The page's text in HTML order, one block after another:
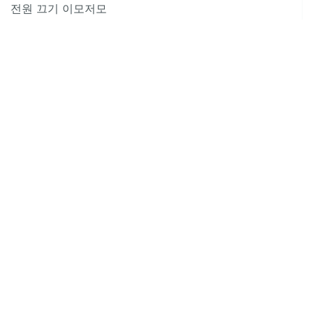
전원 끄기 이모저모